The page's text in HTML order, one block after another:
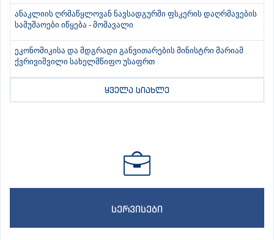
ანაკლიის ღრმაწყლოვან ნავსადგურში ფსკერის დაღრმავების
სამუშაოები იწყება - მომავალი
ეკონომიკისა და მდგრადი განვითარების მინისტრი მარიამ
ქვრივიშვილი სახელმწიფო უსაფრთ
ყველა სიახლე
სერვისები